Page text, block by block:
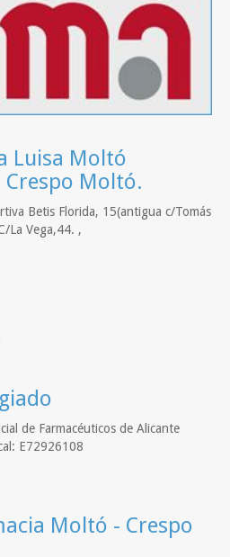
Luisa Moltó
Crespo Moltó.
Betis Florida, 15(antigua c/Tomás
La Vega,44. ,
de Farmacéuticos de Alicante
E72926108
Moltó - Crespo